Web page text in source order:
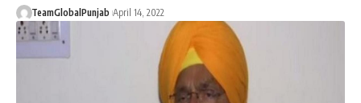
TeamGlobalPunjab April 14, 2022